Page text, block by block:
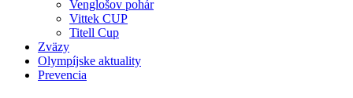
Venglošov pohár
Vittek CUP
Titell Cup
Zväzy
Olympíjske aktuality
Prevencia